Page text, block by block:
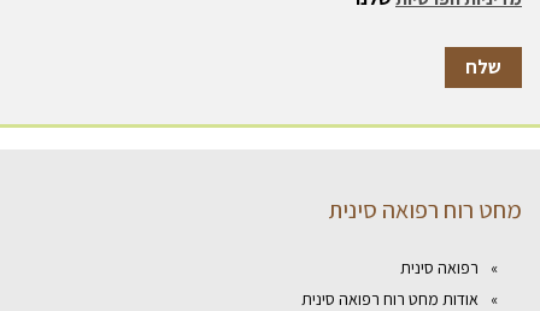
מחט רוח רפואה סינית
רפואה סינית
אודות מחט רוח רפואה סינית